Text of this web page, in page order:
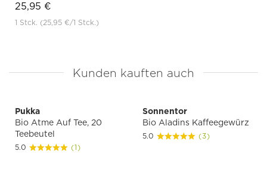
25,95 €
1 Stck. (25,95 €/1 Stck.)
Kunden kauften auch
Pukka
Bio Atme Auf Tee, 20
Teebeutel
5.0 (1)
Sonnentor
Bio Aladins Kaffeegewürz
5.0 (3)